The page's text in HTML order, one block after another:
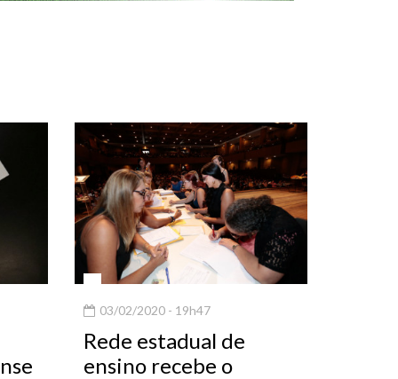
03/02/2020 - 19h47
Rede estadual de
ensino recebe o